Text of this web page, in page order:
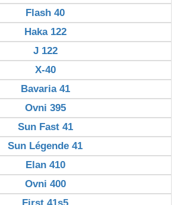
Flash 40
Haka 122
J 122
X-40
Bavaria 41
Ovni 395
Sun Fast 41
Sun Légende 41
Elan 410
Ovni 400